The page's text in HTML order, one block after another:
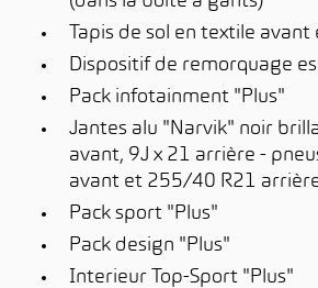
Tapis de sol en textile
Dispositif de remorquage
Pack infotainment "Plus"
Jantes alu "Narvik" noir
avant, 9J x 21 arrière -
avant et 255/40 R21
Pack sport "Plus"
Pack design "Plus"
Interieur Top-Sport "Plus"